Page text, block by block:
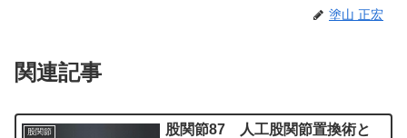
塗山 正宏
関連記事
股関節
股関節87 人工股関節置換術と